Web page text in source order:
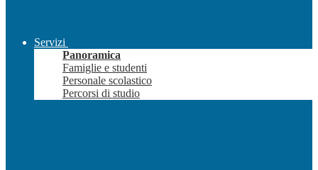
Servizi
Panoramica
Famiglie e studenti
Personale scolastico
Percorsi di studio